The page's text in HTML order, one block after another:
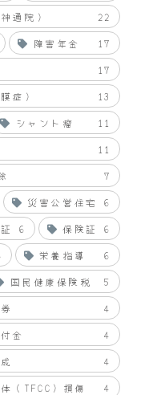
３？＆▲４ 混合
が、気持ちはマイナス
なのかな。
2008.05.10
通院）
22
障害年金
17
17
症）
13
シャント瘤
11
11
7
災害公営住宅
6
6 保険証
6
栄養指導
6
国民健康保険税
5
4
金
4
4
（TFCC）損傷
4